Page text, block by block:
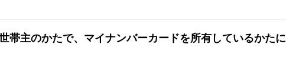
帯主のかたで、マイナンバーカードを所有しているかたに